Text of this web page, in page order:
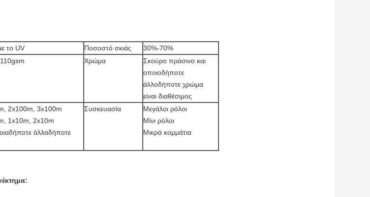
το UV Ποσοστό σκιάς
30%-70%
Χρώμα
Σκούρο πράσινο και
οποιοδήποτε
άλλοδήποτε χρώμα
είναι διαθέσιμος
2x100m, 3x100m
1x10m, 2x10m
άλλαδήποτε
Συσκευασία
Μεγάλοι ρόλοι
Μίνι ρόλοι
Μικρά κομμάτια